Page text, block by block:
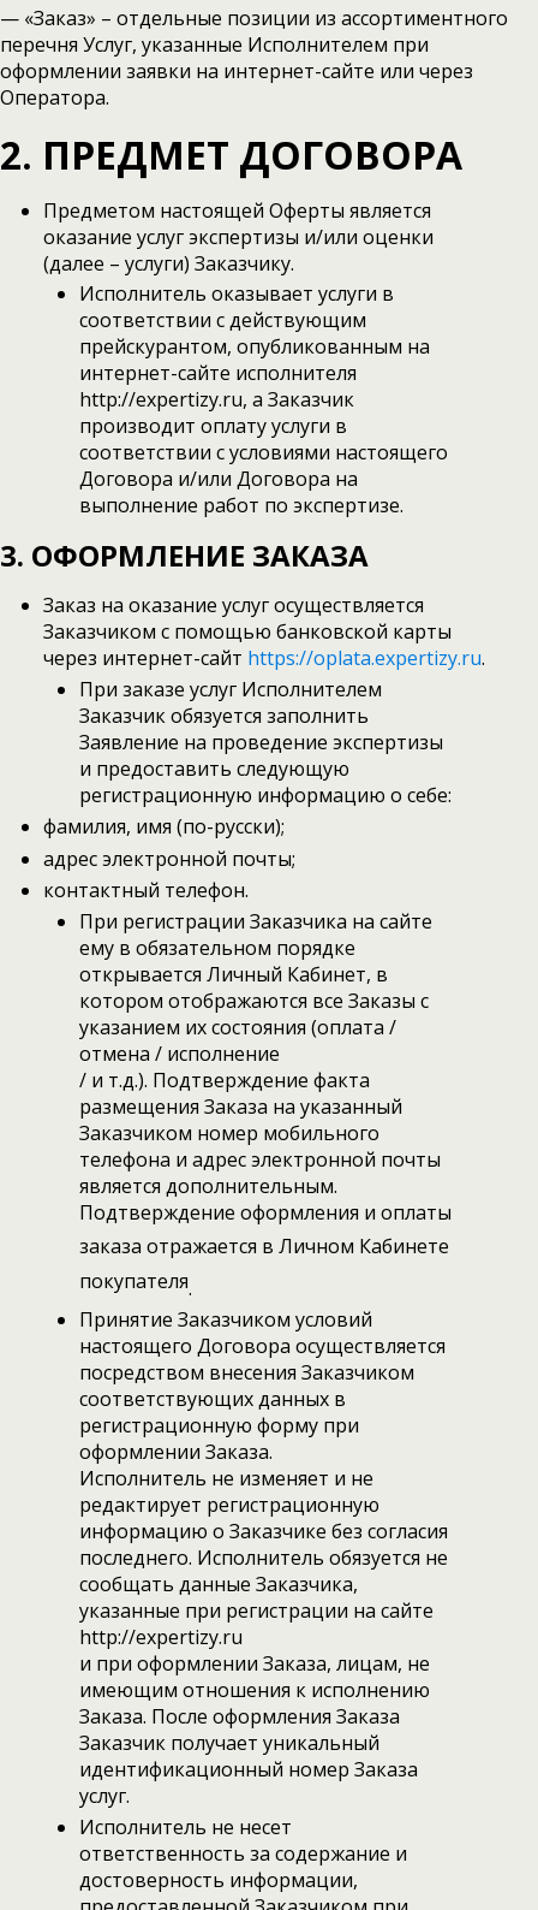
— «Заказ» – отдельные позиции из ассортиментного
перечня Услуг, указанные Исполнителем при
оформлении заявки на интернет-сайте или через
Оператора.
2. ПРЕДМЕТ ДОГОВОРА
Предметом настоящей Оферты является
оказание услуг экспертизы и/или оценки
(далее – услуги) Заказчику.
Исполнитель оказывает услуги в
соответствии с действующим
прейскурантом, опубликованным на
интернет-сайте исполнителя
http://expertizy.ru, а Заказчик
производит оплату услуги в
соответствии с условиями настоящего
Договора и/или Договора на
выполнение работ по экспертизе.
3. ОФОРМЛЕНИЕ ЗАКАЗА
Заказ на оказание услуг осуществляется
Заказчиком с помощью банковской карты
через интернет-сайт https://oplata.expertizy.ru.
При заказе услуг Исполнителем
Заказчик обязуется заполнить
Заявление на проведение экспертизы
и предоставить следующую
регистрационную информацию о себе:
фамилия, имя (по-русски);
адрес электронной почты;
контактный телефон.
При регистрации Заказчика на сайте
ему в обязательном порядке
открывается Личный Кабинет, в
котором отображаются все Заказы с
указанием их состояния (оплата /
отмена / исполнение
/ и т.д.). Подтверждение факта
размещения Заказа на указанный
Заказчиком номер мобильного
телефона и адрес электронной почты
является дополнительным.
Подтверждение оформления и оплаты
заказа отражается в Личном Кабинете
покупателя.
Принятие Заказчиком условий
настоящего Договора осуществляется
посредством внесения Заказчиком
соответствующих данных в
регистрационную форму при
оформлении Заказа.
Исполнитель не изменяет и не
редактирует регистрационную
информацию о Заказчике без согласия
последнего. Исполнитель обязуется не
сообщать данные Заказчика,
указанные при регистрации на сайте
http://expertizy.ru
и при оформлении Заказа, лицам, не
имеющим отношения к исполнению
Заказа. После оформления Заказа
Заказчик получает уникальный
идентификационный номер Заказа
услуг.
Исполнитель не несет
ответственность за содержание и
достоверность информации,